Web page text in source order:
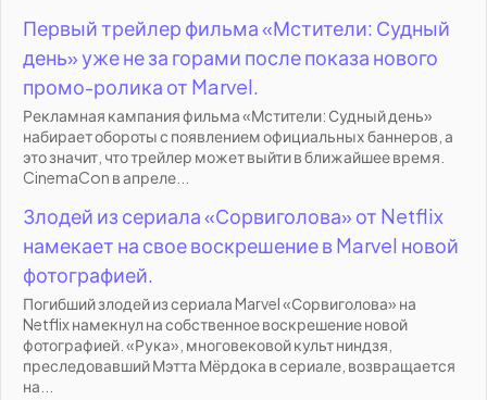
Первый трейлер фильма «Мстители: Судный
день» уже не за горами после показа нового
промо-ролика от Marvel.
Рекламная кампания фильма «Мстители: Судный день»
набирает обороты с появлением официальных баннеров, а
это значит, что трейлер может выйти в ближайшее время.
CinemaCon в апреле...
Злодей из сериала «Сорвиголова» от Netflix
намекает на свое воскрешение в Marvel новой
фотографией.
Погибший злодей из сериала Marvel «Сорвиголова» на
Netflix намекнул на собственное воскрешение новой
фотографией. «Рука», многовековой культ ниндзя,
преследовавший Мэтта Мёрдока в сериале, возвращается
на...